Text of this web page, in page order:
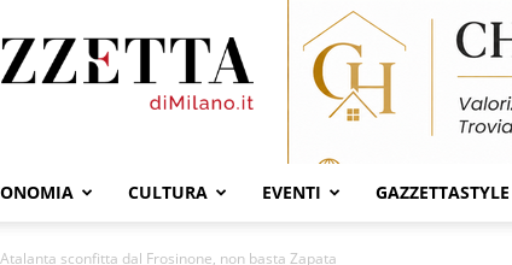
CULTURA EVENTI GAZZETTASTYLE
Atalanta sconfitta dal Frosinone, non basta Zapata